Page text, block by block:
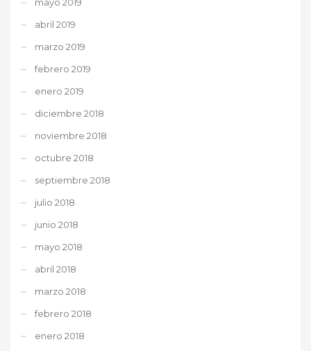
abril 2019
marzo 2019
febrero 2019
enero 2019
diciembre 2018
noviembre 2018
octubre 2018
septiembre 2018
julio 2018
junio 2018
mayo 2018
abril 2018
marzo 2018
febrero 2018
enero 2018